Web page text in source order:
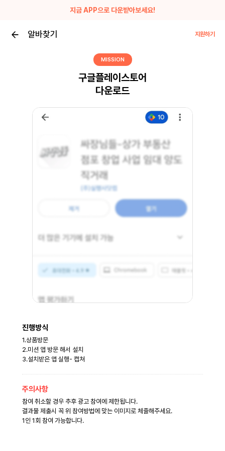
지금 APP으로 다운받아보세요!
알바찾기 지원하기
MISSION
구글플레이스토어
다운로드
진행방식
1.상품방문
2.미션 앱 방문 해서 설치
3.설치받은 앱 실행- 캡쳐
주의사항
참여 취소할 경우 추후 광고 참여에 제한됩니다.
결과물 제출시 꼭 위 참여방법에 맞는 이미지로 체줄해주세요.
1인 1회 참여 가능합니다.